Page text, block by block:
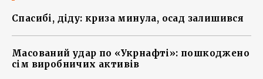
Спасибі, діду: криза минула, осад залишився
Масований удар по «Укрнафті»: пошкоджено
сім виробничих активів